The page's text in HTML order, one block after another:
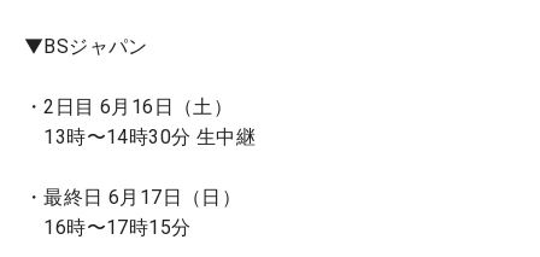
▼BSジャパン
・2日目 6月16日（土）
13時〜14時30分 生中継
・最終日 6月17日（日）
16時〜17時15分